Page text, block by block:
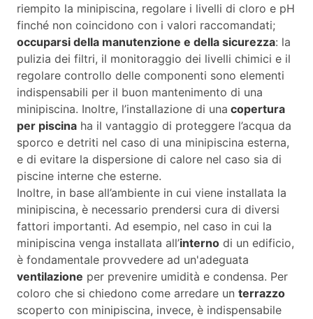
riempito la minipiscina, regolare i livelli di cloro e pH
finché non coincidono con i valori raccomandati;
occuparsi della manutenzione e della sicurezza: la
pulizia dei filtri, il monitoraggio dei livelli chimici e il
regolare controllo delle componenti sono elementi
indispensabili per il buon mantenimento di una
minipiscina. Inoltre, l’installazione di una copertura
per piscina ha il vantaggio di proteggere l’acqua da
sporco e detriti nel caso di una minipiscina esterna,
e di evitare la dispersione di calore nel caso sia di
piscine interne che esterne.
Inoltre, in base all’ambiente in cui viene installata la
minipiscina, è necessario prendersi cura di diversi
fattori importanti. Ad esempio, nel caso in cui la
minipiscina venga installata all’interno di un edificio,
è fondamentale provvedere ad un'adeguata
ventilazione per prevenire umidità e condensa. Per
coloro che si chiedono come arredare un terrazzo
scoperto con minipiscina, invece, è indispensabile